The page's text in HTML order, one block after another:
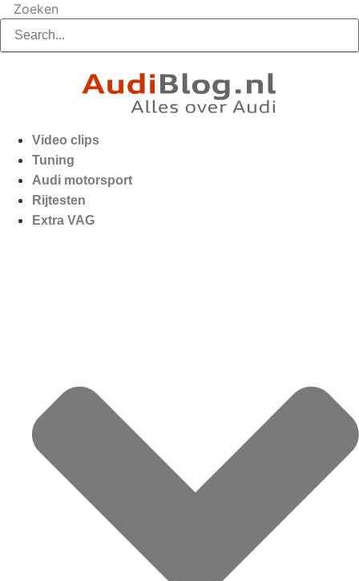
Zoeken
Video clips
Tuning
Audi motorsport
Rijtesten
Extra VAG